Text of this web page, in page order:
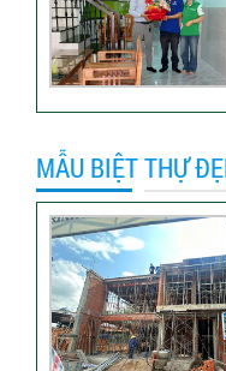
MẪU BIỆT THỰ